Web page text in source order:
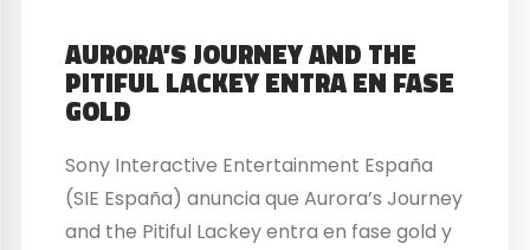
AURORA’S JOURNEY AND THE
PITIFUL LACKEY ENTRA EN FASE
GOLD
Sony Interactive Entertainment España
(SIE España) anuncia que Aurora’s Journey
and the Pitiful Lackey entra en fase gold y